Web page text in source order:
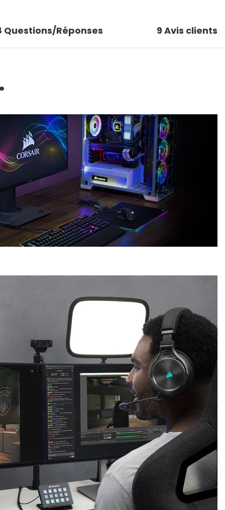
Questions/Réponses 9 Avis clients